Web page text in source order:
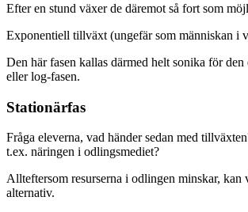
Efter en stund växer de däremot så fort som
Exponentiell tillväxt (ungefär som människan i
Den här fasen kallas därmed helt sonika för den
eller log-fasen.
Stationärfas
Fråga eleverna, vad händer sedan med
t.ex. näringen i odlingsmediet?
Allteftersom resurserna i odlingen minskar, kan
alternativ.